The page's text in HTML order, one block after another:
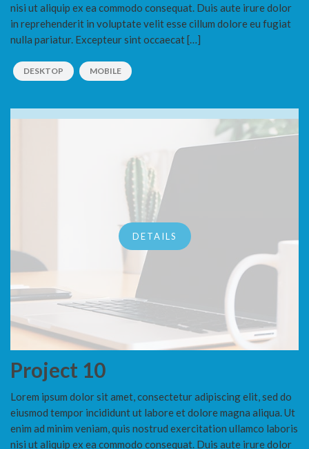
nisi ut aliquip ex ea commodo consequat. Duis aute irure dolor
in reprehenderit in voluptate velit esse cillum dolore eu fugiat
nulla pariatur. Excepteur sint occaecat […]
DESKTOP MOBILE
DETAILS
Project 10
Lorem ipsum dolor sit amet, consectetur adipiscing elit, sed do
eiusmod tempor incididunt ut labore et dolore magna aliqua. Ut
enim ad minim veniam, quis nostrud exercitation ullamco laboris
nisi ut aliquip ex ea commodo consequat. Duis aute irure dolor